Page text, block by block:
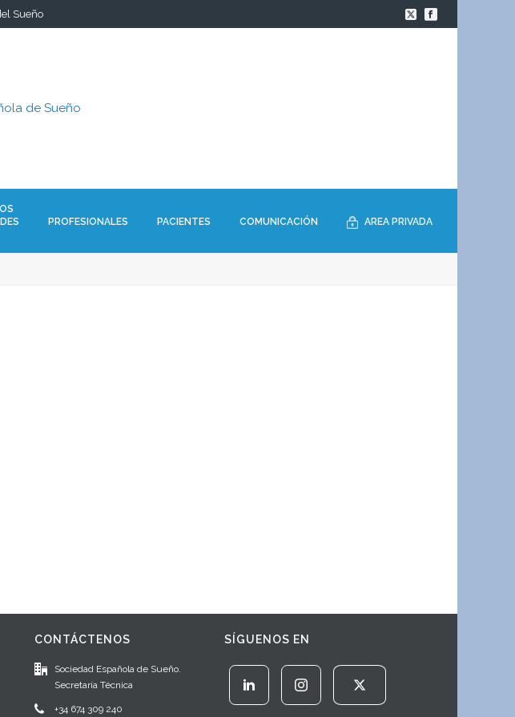
Sueño
PROFESIONALES PACIENTES COMUNICACIÓN AREA PRIVADA
CONTÁCTENOS
Sociedad Española de Sueño.
Secretaría Técnica
+34 674 309 240
SÍGUENOS EN